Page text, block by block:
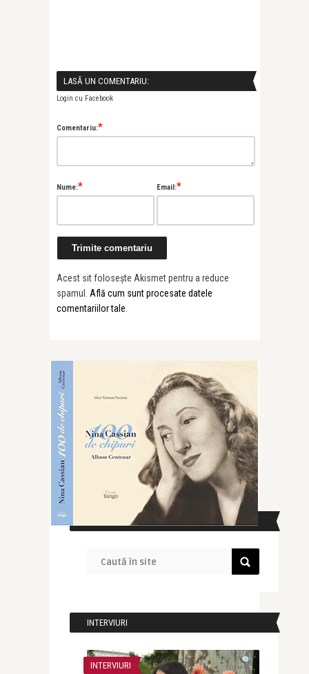
LASĂ UN COMENTARIU:
Login cu Facebook
Comentariu:*
Nume:* Email:*
Acest sit folosește Akismet pentru a reduce
spamul. Află cum sunt procesate datele
comentariilor tale
CAUTĂ ÎN SITE
INTERVIURI
INTERVIURI